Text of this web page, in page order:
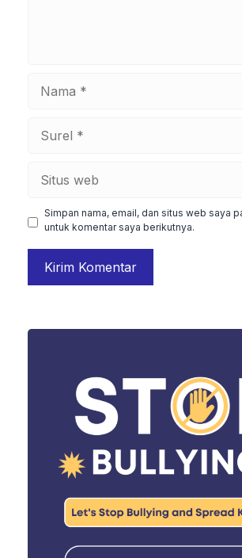
Simpan nama, email, dan situs web saya
untuk komentar saya berikutnya.